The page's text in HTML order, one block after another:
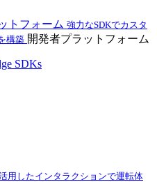
トフォーム 強力なSDKでカスタ
構築 開発者プラットフォーム
SDKs
用したインタラクションで運転体